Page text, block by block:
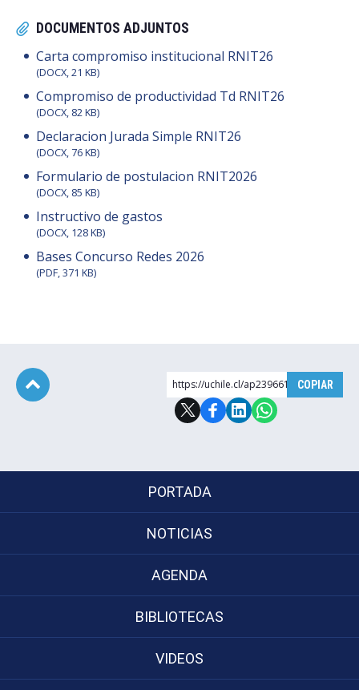
DOCUMENTOS ADJUNTOS
Carta compromiso institucional RNIT26
(DOCX, 21 KB)
Compromiso de productividad Td RNIT26
(DOCX, 82 KB)
Declaracion Jurada Simple RNIT26
(DOCX, 76 KB)
Formulario de postulacion RNIT2026
(DOCX, 85 KB)
Instructivo de gastos
(DOCX, 128 KB)
Bases Concurso Redes 2026
(PDF, 371 KB)
https://uchile.cl/ap239661 COPIAR
PORTADA
NOTICIAS
AGENDA
BIBLIOTECAS
VIDEOS